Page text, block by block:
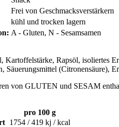
Frei von Geschmacksverstärkern
kühl und trocken lagern
A - Gluten, N - Sesamsamen
Kartoffelstärke, Rapsöl, isoliertes
Säuerungsmittel (Citronensäure),
von GLUTEN und SESAM
pro 100 g
1754 / 419 kj / kcal